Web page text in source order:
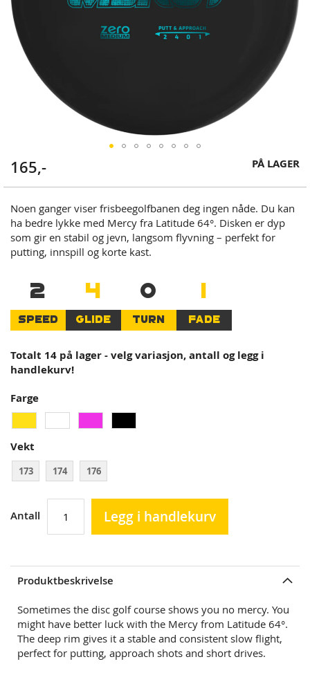
Skip
to
the
beginning
of
the
images
165,- PÅ LAGER
Noen ganger viser frisbeegolfbanen deg ingen nåde. Du kan
ha bedre lykke med Mercy fra Latitude 64°. Disken er dyp
som gir en stabil og jevn, langsom flyvning – perfekt for
putting, innspill og korte kast.
2
SPEED
4
GLIDE
0
TURN
1
FADE
Totalt 14 på lager - velg variasjon, antall og legg i
handlekurv!
Farge
Vekt
173 174 176
Antall Legg i handlekurv
Produktbeskrivelse
Sometimes the disc golf course shows you no mercy. You
might have better luck with the Mercy from Latitude 64°.
The deep rim gives it a stable and consistent slow flight,
perfect for putting, approach shots and short drives.